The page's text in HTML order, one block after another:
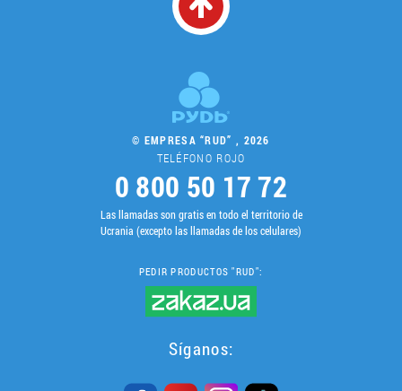
© EMPRESA “RUD” , 2026
TELÉFONO ROJO
0 800 50 17 72
Las llamadas son gratis en todo el territorio de
Ucrania (excepto las llamadas de los celulares)
PEDIR PRODUCTOS "RUD":
Síganos: